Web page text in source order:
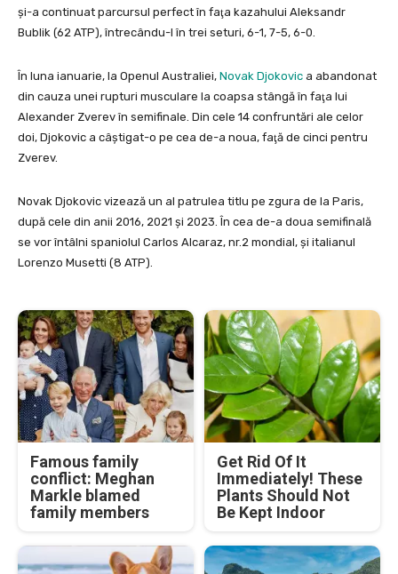
şi-a continuat parcursul perfect în faţa kazahului Aleksandr
Bublik (62 ATP), întrecându-l în trei seturi, 6-1, 7-5, 6-0.
În luna ianuarie, la Openul Australiei, Novak Djokovic a abandonat
din cauza unei rupturi musculare la coapsa stângă în faţa lui
Alexander Zverev în semifinale. Din cele 14 confruntări ale celor
doi, Djokovic a câştigat-o pe cea de-a noua, faţă de cinci pentru
Zverev.
Novak Djokovic vizează un al patrulea titlu pe zgura de la Paris,
după cele din anii 2016, 2021 şi 2023. În cea de-a doua semifinală
se vor întâlni spaniolul Carlos Alcaraz, nr.2 mondial, şi italianul
Lorenzo Musetti (8 ATP).
Famous family
conflict: Meghan
Markle blamed
family members
Get Rid Of It
Immediately! These
Plants Should Not
Be Kept Indoor